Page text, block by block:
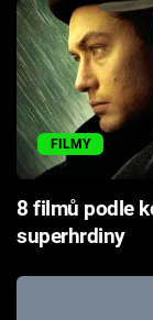
FILMY
8 filmů podle
superhrdiny